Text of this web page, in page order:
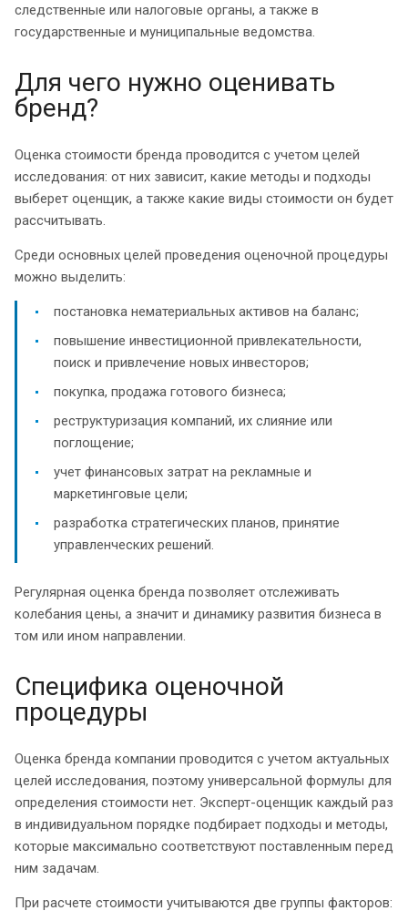
следственные или налоговые органы, а также в
государственные и муниципальные ведомства.
Для чего нужно оценивать
бренд?
Оценка стоимости бренда проводится с учетом целей
исследования: от них зависит, какие методы и подходы
выберет оценщик, а также какие виды стоимости он будет
рассчитывать.
Среди основных целей проведения оценочной процедуры
можно выделить:
постановка нематериальных активов на баланс;
повышение инвестиционной привлекательности,
поиск и привлечение новых инвесторов;
покупка, продажа готового бизнеса;
реструктуризация компаний, их слияние или
поглощение;
учет финансовых затрат на рекламные и
маркетинговые цели;
разработка стратегических планов, принятие
управленческих решений.
Регулярная оценка бренда позволяет отслеживать
колебания цены, а значит и динамику развития бизнеса в
том или ином направлении.
Специфика оценочной
процедуры
Оценка бренда компании проводится с учетом актуальных
целей исследования, поэтому универсальной формулы для
определения стоимости нет. Эксперт-оценщик каждый раз
в индивидуальном порядке подбирает подходы и методы,
которые максимально соответствуют поставленным перед
ним задачам.
При расчете стоимости учитываются две группы факторов: